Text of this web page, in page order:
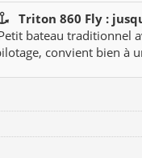
Triton 860 Fly :
bateau traditionnel
convient bien à